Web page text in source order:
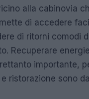
alla cabinovia
di accedere
di ritorni comodi
Recuperare
importante,
ristorazione sono